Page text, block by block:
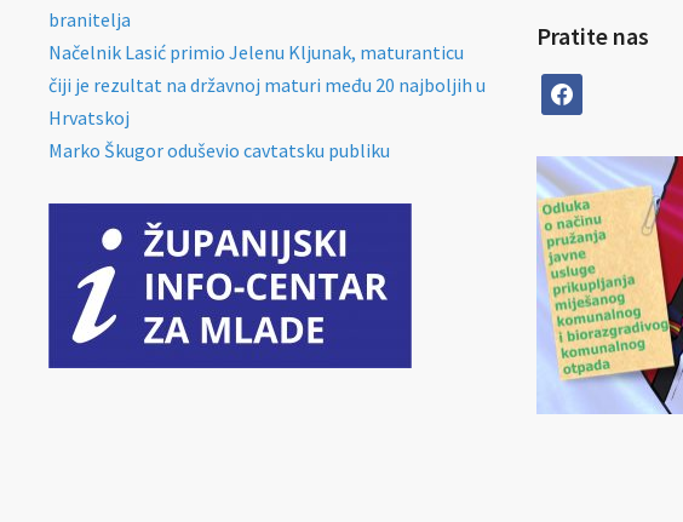
branitelja
Načelnik Lasić primio Jelenu Kljunak, maturanticu
čiji je rezultat na državnoj maturi među 20 najboljih u
Hrvatskoj
Marko Škugor oduševio cavtatsku publiku
Pratite nas
facebook